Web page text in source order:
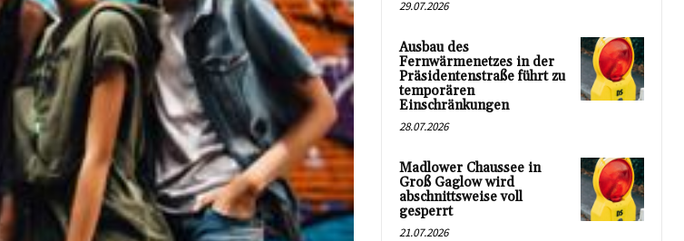
29.07.2026
Ausbau des
Fernwärmenetzes in der
Präsidentenstraße führt zu
temporären
Einschränkungen
28.07.2026
Madlower Chaussee in
Groß Gaglow wird
abschnittsweise voll
gesperrt
21.07.2026